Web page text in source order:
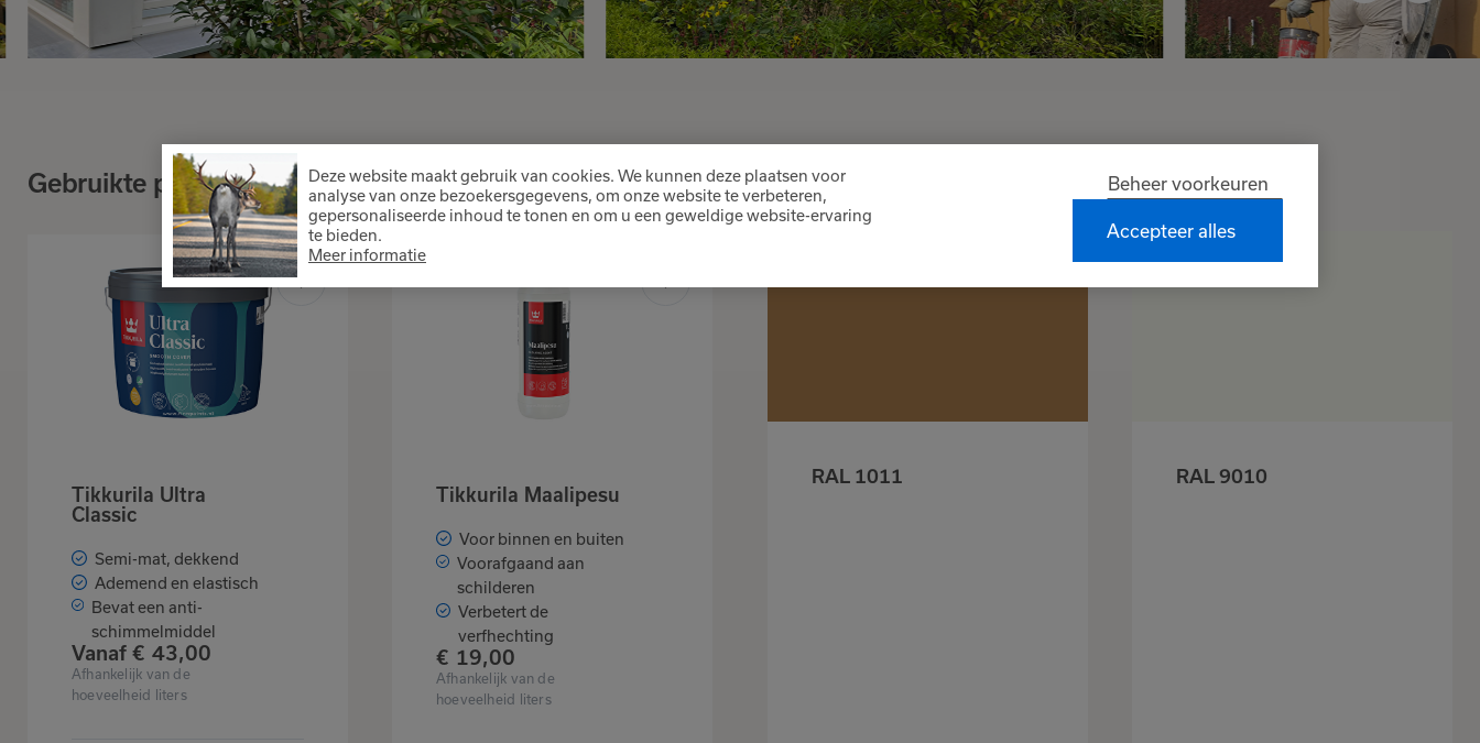
Deze website maakt gebruik van cookies. We kunnen deze plaatsen voor
analyse van onze bezoekersgegevens, om onze website te verbeteren,
gepersonaliseerde inhoud te tonen en om u een geweldige website-ervaring
te bieden.
Meer informatie
Beheer voorkeuren
Accepteer alles
Gebruikte producten
Tikkurila Ultra
Classic
Semi-mat, dekkend
Ademend en elastisch
Bevat een anti-
schimmelmiddel
Vanaf € 43,00
Afhankelijk van de
hoeveelheid liters
Tikkurila Maalipesu
Voor binnen en buiten
Voorafgaand aan
schilderen
Verbetert de
verfhechting
€ 19,00
Afhankelijk van de
hoeveelheid liters
Kleuren
RAL 1011 RAL 9010